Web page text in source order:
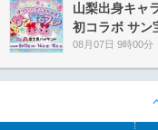
山梨出身キャ
初コラボ サン
08月07日 9時00分